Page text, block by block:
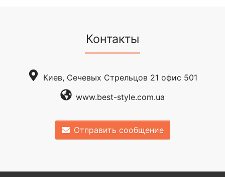
Контакты
Киев, Сечевых Стрельцов 21 офис 501
www.best-style.com.ua
Отправить сообщение